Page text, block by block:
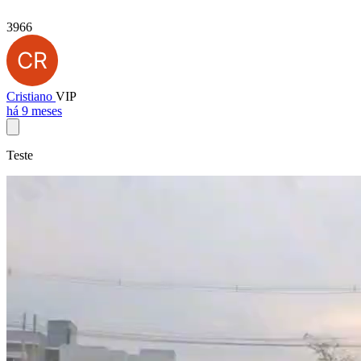
3966
Cristiano VIP
há 9 meses
Teste